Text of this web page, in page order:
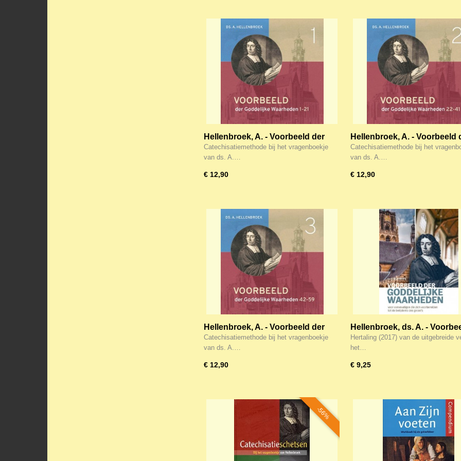
Hellenbroek, A. - Voorbeeld der
Goddelijke waarheden 1-21 (deel 1)
herziene versie
Catechisatiemethode bij het vragenboekje
van ds. A.…
€ 12,90
Hellenbroek, A. - Voorbeeld
Goddelijke waarheden 22-41
2) herziene versie
Catechisatiemethode bij het
van ds. A.…
€ 12,90
Hellenbroek, A. - Voorbeeld der
Goddelijke waarheden 42-59 (deel
3) herziene versie
Catechisatiemethode bij het vragenboekje
van ds. A.…
€ 12,90
Hellenbroek, ds. A. -
Goddelijke waarheden
editie (2017) (Hellenbroek3)
Hertaling (2017) van de uitgebreide
het…
€ 9,25
-56%